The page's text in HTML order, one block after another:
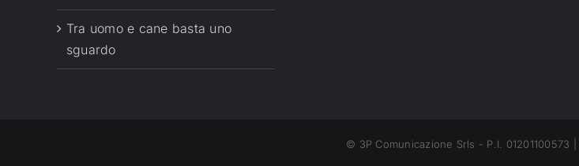
Tra uomo e cane basta uno
sguardo
© 3P Comunicazione Srls - P.I. 01201100573